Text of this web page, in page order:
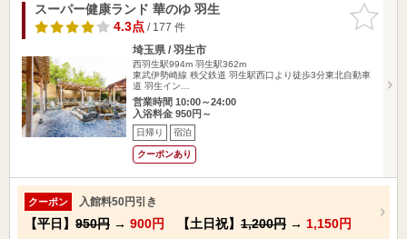
お気に入
りに追加
スーパー健康ランド 華のゆ 羽生
4.3点/ 177 件
埼玉県 / 羽生市
西羽生駅994m 羽生駅362m
東武伊勢崎線 秩父鉄道 羽生駅西口より徒歩3分東北自動車
道 羽生イン…
営業時間 10:00～24:00
入浴料金 950円～
日帰り 宿泊
クーポンあり
クーポン 入館料50円引き
【平日】 950円 → 900円 【土日祝】 1,200円 → 1,150円